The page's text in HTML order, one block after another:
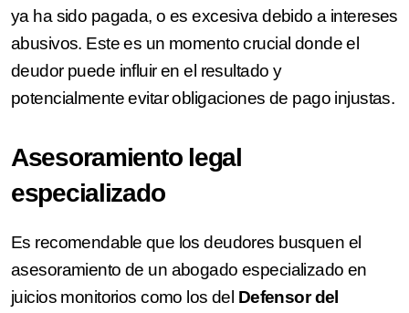
ya ha sido pagada, o es excesiva debido a intereses
abusivos. Este es un momento crucial donde el
deudor puede influir en el resultado y
potencialmente evitar obligaciones de pago injustas.
Asesoramiento legal
especializado
Es recomendable que los deudores busquen el
asesoramiento de un abogado especializado en
juicios monitorios como los del Defensor del